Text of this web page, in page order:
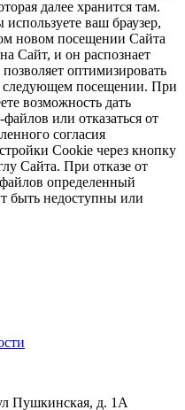
далее хранится там.
ваш браузер,
новом посещении Сайта
Сайт, и он распознает
позволяет оптимизировать
посещении. При
возможность дать
или отказаться от
согласия
Cookie через кнопку
Сайта. При отказе от
определенный
быть недоступны или
Пушкинская, д. 1А